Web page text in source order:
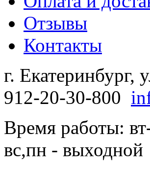
Отзывы
Контакты
г.
912-20-30-800
Время работы:
вс,пн - выходной